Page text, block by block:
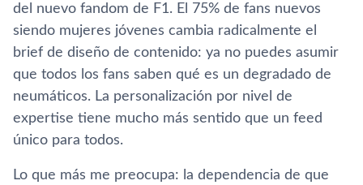
del nuevo fandom de F1. El 75% de fans nuevos
siendo mujeres jóvenes cambia radicalmente el
brief de diseño de contenido: ya no puedes asumir
que todos los fans saben qué es un degradado de
neumáticos. La personalización por nivel de
expertise tiene mucho más sentido que un feed
único para todos.
Lo que más me preocupa: la dependencia de que